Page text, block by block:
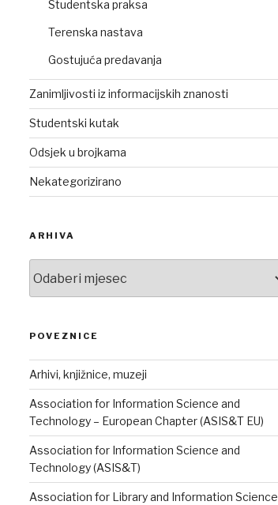
Studentska praksa
Terenska nastava
Gostujuća predavanja
Zanimljivosti iz informacijskih znanosti
Studentski kutak
Odsjek u brojkama
Nekategorizirano
ARHIVA
POVEZNICE
Arhivi, knjižnice, muzeji
Association for Information Science and
Technology – European Chapter (ASIS&T EU)
Association for Information Science and
Technology (ASIS&T)
Association for Library and Information Science